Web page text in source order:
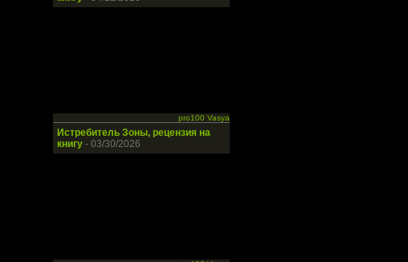
pro100 Vasya
Истребитель Зоны, рецензия на
книгу - 03/30/2026